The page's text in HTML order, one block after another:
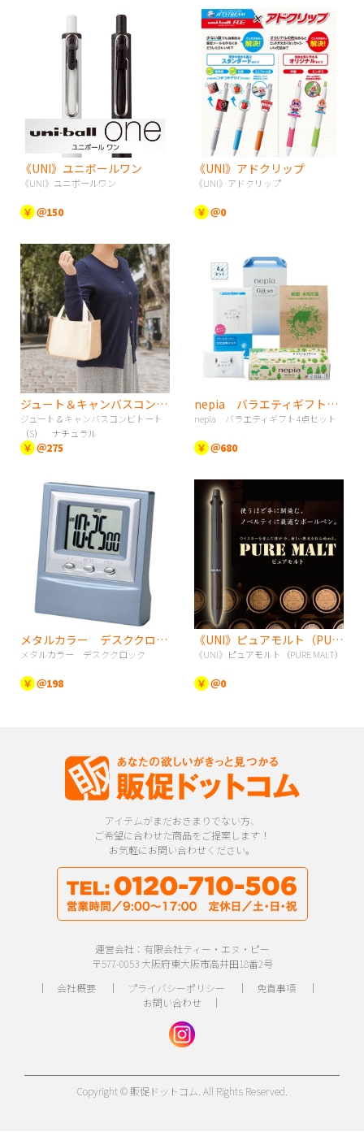
《UNI》ユニボールワン
《UNI》ユニボールワン
￥ ＠150
《UNI》アドクリップ
《UNI》アドクリップ
￥ ＠0
ジュート＆キャンバスコンビトート（S） ナチュラル
ジュート＆キャンバスコンビトート
（S） ナチュラル
￥ ＠275
nepia バラエティギフト4点セット
nepia バラエティギフト4点セット
￥ ＠680
メタルカラー デスククロック
メタルカラー デスククロック
￥ ＠198
《UNI》ピュアモルト（PURE MALT）
《UNI》ピュアモルト（PURE MALT）
￥ ＠0
アイテムがまだおきまりでない方、
ご希望に合わせた商品をご提案します！
お気軽にお問い合わせください。
運営会社：有限会社ティー・エヌ・ピー
〒577-0053 大阪府東大阪市高井田18番2号
｜ 会社概要｜ プライバシーポリシー ｜ 免責事項｜
お問い合わせ ｜
Copyright © 販促ドットコム. All Rights Reserved.